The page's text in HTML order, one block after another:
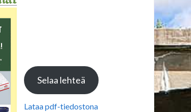
Selaa lehteä
Lataa pdf-tiedostona